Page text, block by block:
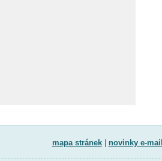
mapa stránek| novinky e-